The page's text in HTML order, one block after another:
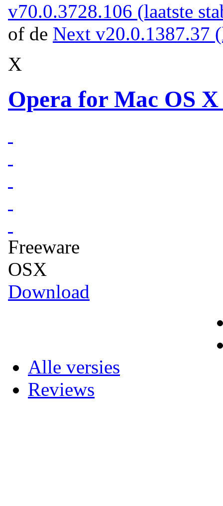
v70.0.3728.106 (laatste
of de Next v20.0.1387.37
X
Opera for Mac OS X
Freeware
OSX
Download
Alle versies
Reviews